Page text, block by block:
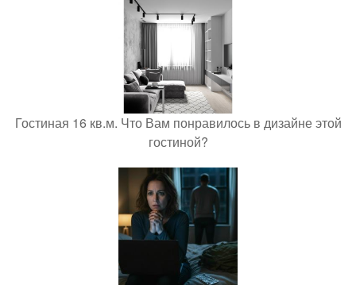
Гостиная 16 кв.м. Что Вам понравилось в дизайне этой
гостиной?